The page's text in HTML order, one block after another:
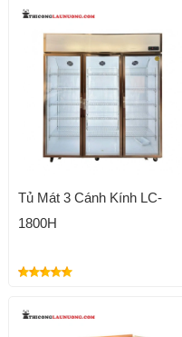
Tủ Mát 3 Cánh Kính LC-
1800H